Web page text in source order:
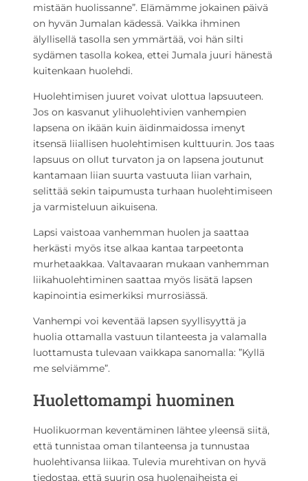
mistään huolissanne”. Elämämme jokainen päivä
on hyvän Jumalan kädessä. Vaikka ihminen
älyllisellä tasolla sen ymmärtää, voi hän silti
sydämen tasolla kokea, ettei Jumala juuri hänestä
kuitenkaan huolehdi.
Huolehtimisen juuret voivat ulottua lapsuuteen.
Jos on kasvanut ylihuolehtivien vanhempien
lapsena on ikään kuin äidinmaidossa imenyt
itsensä liiallisen huolehtimisen kulttuurin. Jos taas
lapsuus on ollut turvaton ja on lapsena joutunut
kantamaan liian suurta vastuuta liian varhain,
selittää sekin taipumusta turhaan huolehtimiseen
ja varmisteluun aikuisena.
Lapsi vaistoaa vanhemman huolen ja saattaa
herkästi myös itse alkaa kantaa tarpeetonta
murhetaakkaa. Valtavaaran mukaan vanhemman
liikahuolehtiminen saattaa myös lisätä lapsen
kapinointia esimerkiksi murrosiässä.
Vanhempi voi keventää lapsen syyllisyyttä ja
huolia ottamalla vastuun tilanteesta ja valamalla
luottamusta tulevaan vaikkapa sanomalla: ”Kyllä
me selviämme”.
Huolettomampi huominen
Huolikuorman keventäminen lähtee yleensä siitä,
että tunnistaa oman tilanteensa ja tunnustaa
huolehtivansa liikaa. Tulevia murehtivan on hyvä
tiedostaa, että suurin osa huolenaiheista ei